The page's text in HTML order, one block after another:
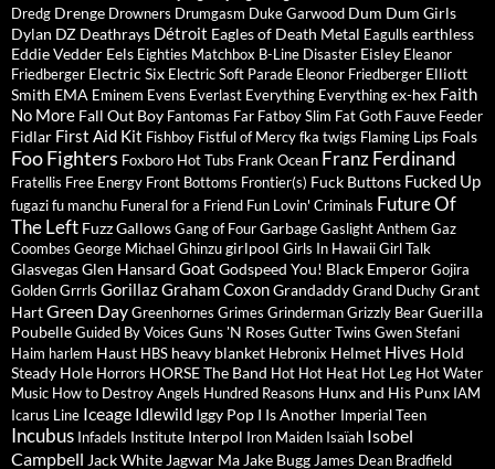
Dredg Drenge Drowners Drumgasm Duke Garwood Dum Dum Girls
Dylan DZ Deathrays Détroit Eagles of Death Metal Eagulls earthless
Eddie Vedder Eels Eighties Matchbox B-Line Disaster Eisley Eleanor
Friedberger Electric Six Electric Soft Parade Eleonor Friedberger Elliott
Smith EMA Eminem Evens Everlast Everything Everythingex-hex Faith
No More Fall Out Boy Fantomas Far Fatboy Slim Fat Goth Fauve Feeder
Fidlar First Aid Kit Fishboy Fistful of Mercyfka twigs Flaming Lips Foals
Foo Fighters Foxboro Hot Tubs Frank Ocean Franz Ferdinand
Fratellis Free Energy Front Bottoms Frontier(s) Fuck Buttons Fucked Up
fugazifu manchu Funeral for a Friend Fun Lovin' Criminals Future Of
The Left FuzzGallowsGang of FourGarbageGaslight Anthem Gaz
Coombes George MichaelGhinzugirlpool Girls In HawaiiGirl Talk
GlasvegasGlen Hansard Goat Godspeed You! Black EmperorGojira
Golden Grrrls GorillazGraham CoxonGrandaddyGrand DuchyGrant
HartGreen DayGreenhornes Grimes GrindermanGrizzly BearGuerilla
PoubelleGuided By Voices Guns 'N RosesGutter Twins Gwen Stefani
Haim harlem Haust HBS heavy blanket Hebronix Helmet Hives Hold
Steady Hole Horrors HORSE The Band Hot Hot Heat Hot Leg Hot Water
Music How to Destroy Angels Hundred Reasons Hunx and His Punx IAM
Icarus Line Iceage Idlewild Iggy Pop I Is Another Imperial Teen
Incubus Infadels Institute Interpol Iron Maiden Isaïah Isobel
Campbell Jack White Jagwar Ma Jake Bugg James Dean Bradfield